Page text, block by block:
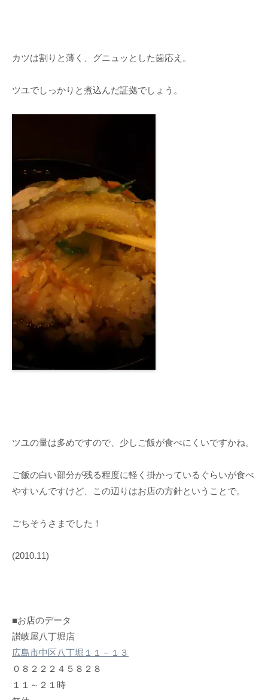
カツは割りと薄く、グニュッとした歯応え。
ツユでしっかりと煮込んだ証拠でしょう。
ツユの量は多めですので、少しご飯が食べにくいですかね。
ご飯の白い部分が残る程度に軽く掛かっているぐらいが食べ
やすいんですけど、この辺りはお店の方針ということで。
ごちそうさまでした！
(2010.11)
■お店のデータ
讃岐屋八丁堀店
広島市中区八丁堀１１－１３
０８２２２４５８２８
１１～２１時